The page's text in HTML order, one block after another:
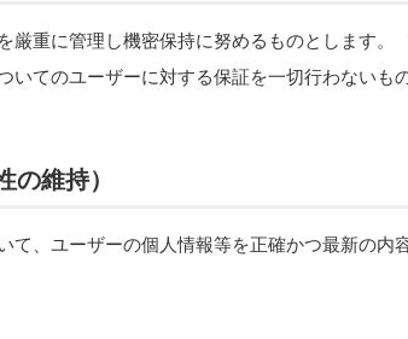
厳重に管理し機密保持に努めるものとします
てのユーザーに対する保証を一切行わないも
維持）
、ユーザーの個人情報等を正確かつ最新の内